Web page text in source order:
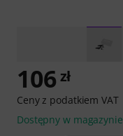
106 zł
Ceny z podatkiem VAT
Dostępny w magazynie